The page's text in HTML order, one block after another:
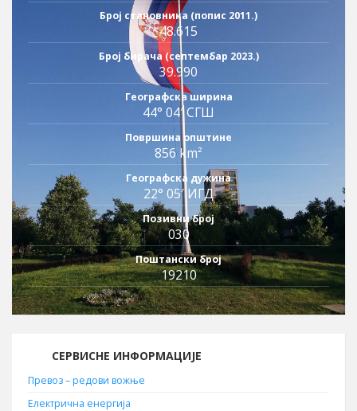
Број становника (попис 2011.)
48.615
Број бирача (септембар 2023.)
39.990
Географска ширина
44° 04′ СГШ
Површина општине
856 km²
Географска дужина
22° 05′ ИГД
Позивни број
030
Поштански број
19210
СЕРВИСНЕ ИНФОРМАЦИЈЕ
Превоз – редови вожње
Електрична енергија